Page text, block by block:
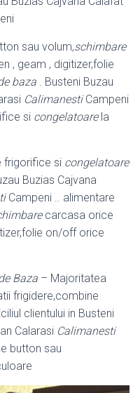
sau volum,schimbare
, geam , digitizer,folie
baza . Busteni Buzau
CalimanestiCampeni
si congelatoarela
frigorifice si congelatoare
Buzias Cajvana
Campeni .. alimentare
carcasa orice
on/off orice
Baza – Majoritatea
frigidere,combine
clientului in Busteni
Calarasi Calimanesti
button sau